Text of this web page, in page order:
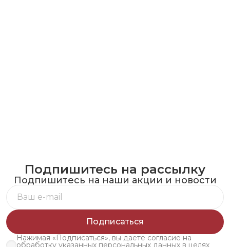
Подпишитесь на рассылку
Подпишитесь на наши акции и новости
Подписаться
Нажимая «Подписаться», вы даете согласие на
обработку указанных персональных данных в целях